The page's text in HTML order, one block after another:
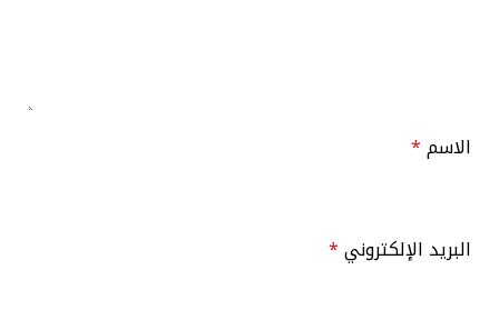
الاسم*
البريد الإلكتروني*